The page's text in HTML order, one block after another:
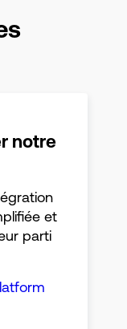
notre
et
parti